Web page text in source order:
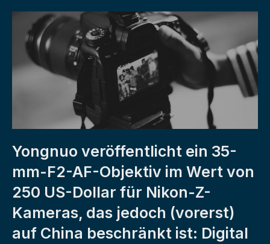
Yongnuo veröffentlicht ein 35-
mm-F2-AF-Objektiv im Wert von
250 US-Dollar für Nikon-Z-
Kameras, das jedoch (vorerst)
auf China beschränkt ist: Digital